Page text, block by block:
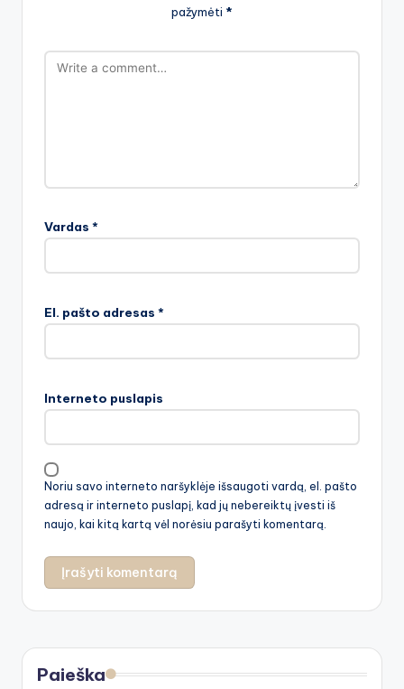
pažymėti *
Vardas *
El. pašto adresas *
Interneto puslapis
Noriu savo interneto naršyklėje išsaugoti vardą, el. pašto
adresą ir interneto puslapį, kad jų nebereiktų įvesti iš
naujo, kai kitą kartą vėl norėsiu parašyti komentarą.
Paieška